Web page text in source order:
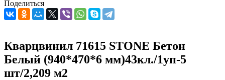
Поделиться
Кварцвинил 71615 STONE Бетон
Белый (940*470*6 мм)43кл./1уп-5
шт/2,209 м2